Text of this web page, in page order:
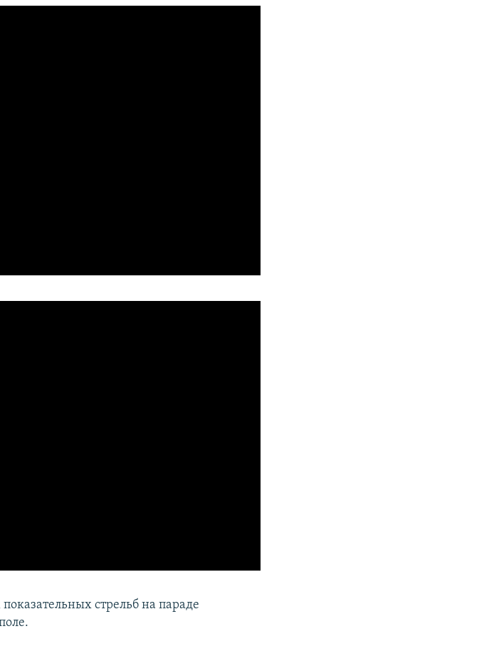
стрельб на параде